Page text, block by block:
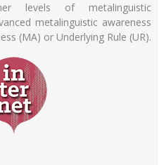
levels of metalinguistic
metalinguistic awareness
(MA) or Underlying Rule (UR).